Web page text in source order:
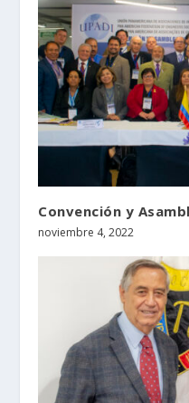
Convención y
noviembre 4, 2022